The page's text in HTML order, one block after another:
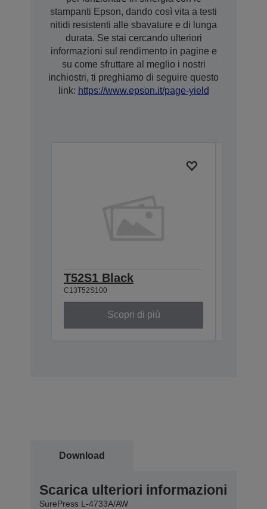
stampanti Epson, dando così vita a testi
nitidi resistenti alle sbavature e di lunga
durata. Se stai cercando ulteriori
informazioni sul rendimento in pagine e
su come sfruttare al meglio i nostri
inchiostri, ti preghiamo di seguire questo
link: https://www.epson.it/page-yield
T52S1 Black
C13T52S100
Scopri di più
Download
Scarica ulteriori informazioni
SurePress L-4733A/AW